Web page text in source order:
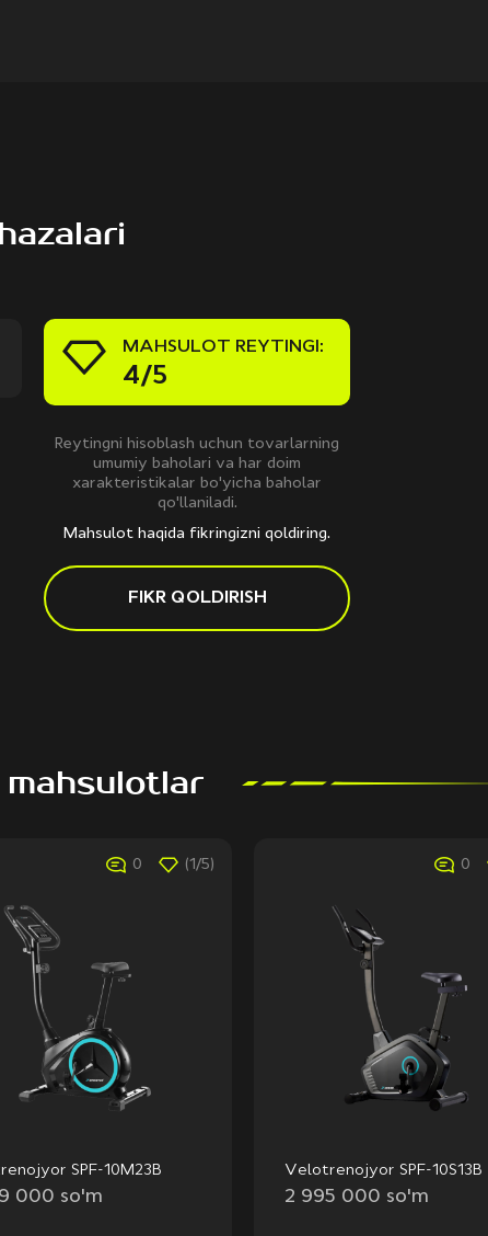
MAHSULOT REYTINGI:
4/5
Reytingni hisoblash uchun tovarlarning
umumiy baholari va har doim
xarakteristikalar bo'yicha baholar
qo'llaniladi.
Mahsulot haqida fikringizni qoldiring.
FIKR QOLDIRISH
0 (1/5)
SPF-10M23B
000 so'm
0
Velotrenojyor SPF-10S13B
2 995 000 so'm